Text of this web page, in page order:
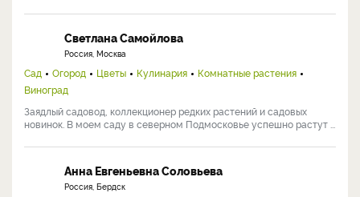
Светлана Самойлова
Россия, Москва
Сад Огород Цветы Кулинария
Комнатные растения
Виноград
Заядлый садовод, коллекционер редких растений и садовых
новинок. В моем саду в северном Подмосковье успешно растут ...
Анна Евгеньевна Соловьева
Россия, Бердск